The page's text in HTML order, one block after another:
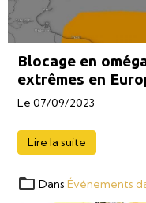
Blocage en
extrêmes en
Le 07/09/2023
Lire la suite
Dans Événements